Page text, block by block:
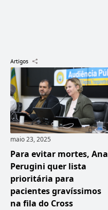
Artigos
maio 23, 2025
Para evitar mortes, Ana
Perugini quer lista
prioritária para
pacientes gravíssimos
na fila do Cross